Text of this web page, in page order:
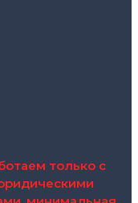
только с